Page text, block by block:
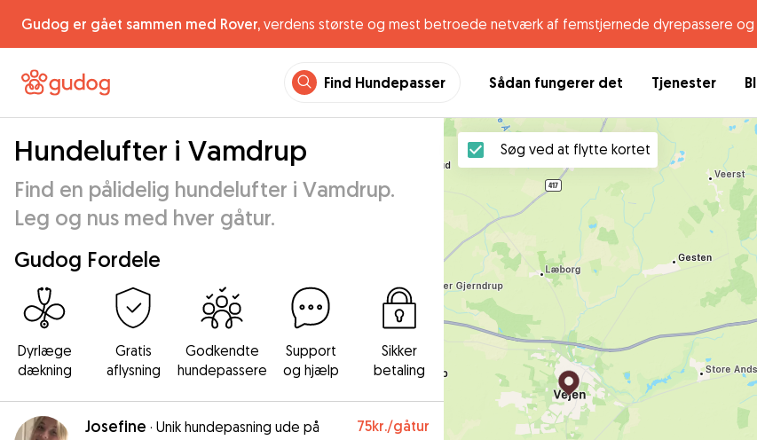
Gudog er gået sammen med Rover, verdens største og mest betroede netværk af femstjernede dyrepassere og
Find Hundepasser Sådan fungerer det Tjenester
Hundelufter i Vamdrup
Find en pålidelig hundelufter i Vamdrup.
Leg og nus med hver gåtur.
Gudog Fordele
Dyrlæge
dækning
Gratis
aflysning
Godkendte
hundepassere
Support
og hjælp
Sikker
betaling
Josefine · Unik hundepasning ude på
75kr./gåtur
Søg ved at flytte kortet